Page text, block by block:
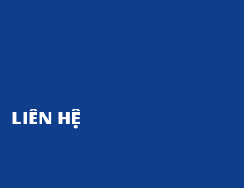
LIÊN HỆ